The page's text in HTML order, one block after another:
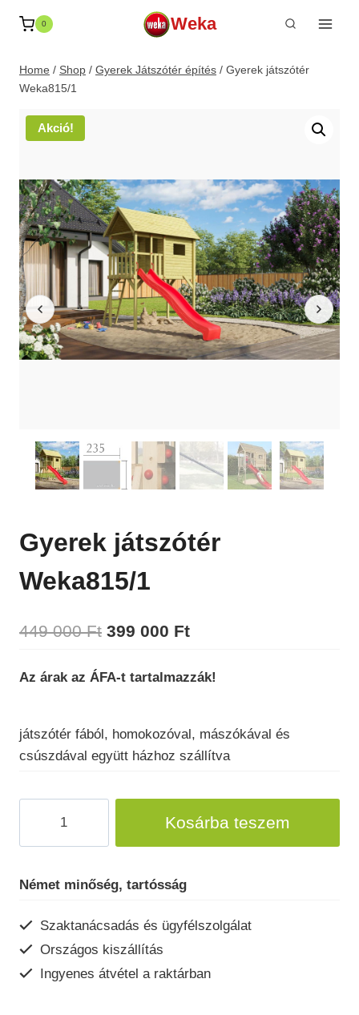
0 Weka
Home / Shop / Gyerek Játszótér építés / Gyerek játszótér
Weka815/1
Akció!
Gyerek játszótér
Weka815/1
449 000Ft Original
was:
000 Ft.
399 000 FtCurrent
is:
000 Ft.
Az árak az ÁFA-t tartalmazzák!
játszótér fából, homokozóval, mászókával és
csúszdával együtt házhoz szállítva
játszótér
Weka815/1
Kosárba teszem
Német minőség, tartósság
Szaktanácsadás és ügyfélszolgálat
Országos kiszállítás
Ingyenes átvétel a raktárban